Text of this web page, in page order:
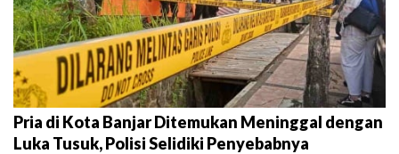
Pria di Kota Banjar Ditemukan Meninggal dengan
Luka Tusuk, Polisi Selidiki Penyebabnya